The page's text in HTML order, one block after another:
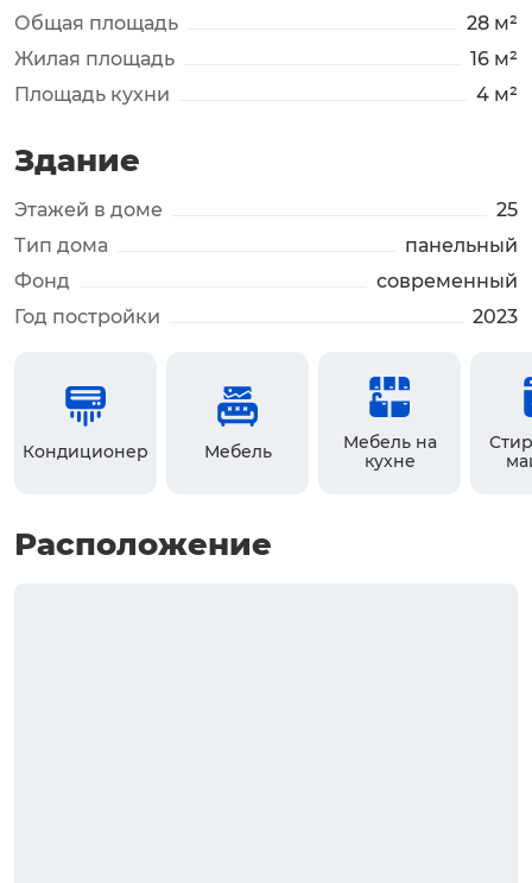
Общая площадь
28 м²
Жилая площадь
16 м²
Площадь кухни
4 м²
Здание
Этажей в доме
25
Тип дома
панельный
Фонд
современный
Год постройки
2023
Кондиционер Мебель
Мебель на
кухне
Расположение